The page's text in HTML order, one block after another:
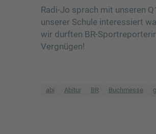
Radi-Jo sprach mit unseren
unserer Schule interessiert
wir durften BR-
Vergnügen!
abi Abitur BR Buchmesse